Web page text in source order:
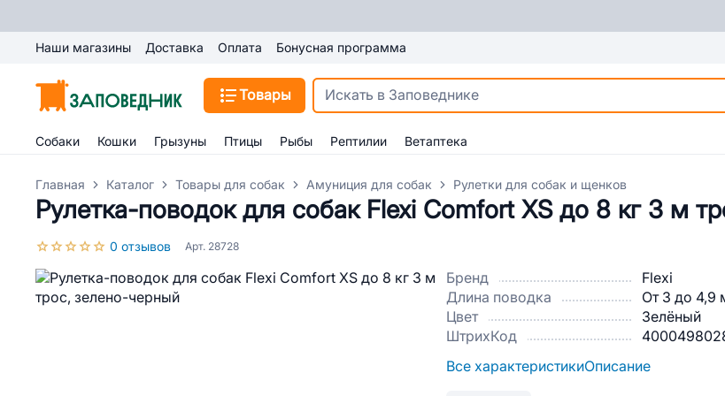
Наши магазины Доставка Оплата Бонусная программа
Товары
Собаки Кошки Грызуны Птицы Рыбы Рептилии Ветаптека
Главная Каталог Товары для собак Амуниция для собак Рулетки для собак и щенков
Рулетка-поводок для собак Flexi Comfort XS до 8 кг 3 м
0 отзывов Арт. 28728
Бренд
Flexi
Длина поводка
От 3 до 4,9
Цвет
Зелёный
ШтрихКод
Все характеристикиОписание